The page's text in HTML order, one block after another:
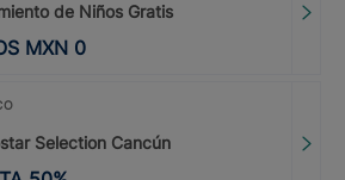
de Niños Gratis
MXN 0
Selection Cancún